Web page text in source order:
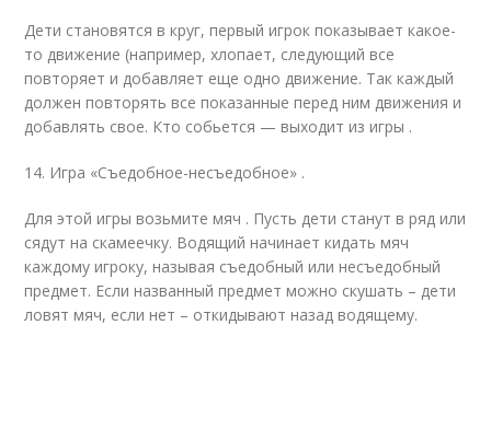
Дети становятся в круг, первый игрок показывает какое-
то движение (например, хлопает, следующий все
повторяет и добавляет еще одно движение. Так каждый
должен повторять все показанные перед ним движения и
добавлять свое. Кто собьется — выходит из игры .
14. Игра «Съедобное-несъедобное» .
Для этой игры возьмите мяч . Пусть дети станут в ряд или
сядут на скамеечку. Водящий начинает кидать мяч
каждому игроку, называя съедобный или несъедобный
предмет. Если названный предмет можно скушать – дети
ловят мяч, если нет – откидывают назад водящему.